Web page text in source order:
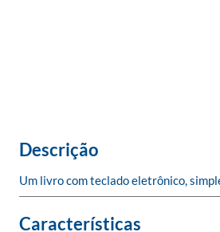
Descrição
Um livro com teclado eletrônico,